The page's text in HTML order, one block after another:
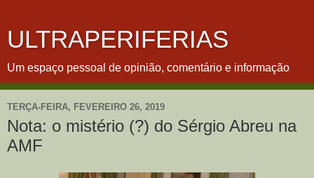
ULTRAPERIFERIAS
Um espaço pessoal de opinião, comentário e informação
TERÇA-FEIRA, FEVEREIRO 26, 2019
Nota: o mistério (?) do Sérgio Abreu na
AMF